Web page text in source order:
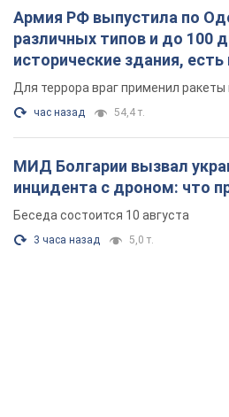
Армия РФ выпустила по
различных типов и до 100
исторические здания,
Фото и видео
Для террора враг применил ракеты
час назад 54,4 т.
МИД Болгарии вызвал
инцидента с дроном: что
Беседа состоится 10 августа
3 часа назад 5,0 т.